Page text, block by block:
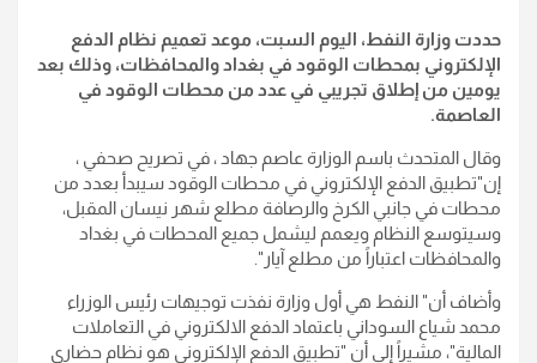
حددت وزارة النفط، اليوم السبت، موعد تعميم نظام الدفع
الإلكتروني بمحطات الوقود في بغداد والمحافظات، وذلك بعد
يومين من إطلاق تجريبي في عدد من محطات الوقود في
العاصمة.
وقال المتحدث باسم الوزارة عاصم جهاد ، في تصريح صحفي ،
إن"تطبيق الدفع الإلكتروني في محطات الوقود سيبدأ بعدد من
محطات في جانبي الكرخ والرصافة مطلع شهر نيسان المقبل،
وسيتوسع النظام ويعمم ليشمل جميع المحطات في بغداد
والمحافظات اعتباراً من مطلع آيار".
وأضاف أن" النفط هي أول وزارة نفذت توجيهات رئيس الوزراء
محمد شياع السوداني باعتماد الدفع الالكتروني في التعاملات
المالية"، مشيراً إلى أن "تطبيق الدفع الإلكتروني هو نظام حضاري